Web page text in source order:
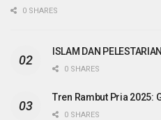
0 SHARES
ISLAM DAN
0 SHARES
Tren Rambut Pria 2025:
0 SHARES